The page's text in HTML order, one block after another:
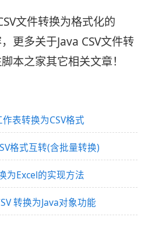
文件转换为格式化的
更多关于Java CSV文件转
本之家其它相关文章！
表转换为CSV格式
格式互转(含批量转换)
为Excel的实现方法
转换为Java对象功能